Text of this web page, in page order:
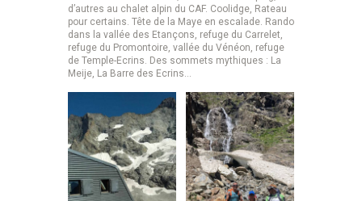
d’autres au chalet alpin du CAF. Coolidge, Rateau
pour certains. Tête de la Maye en escalade. Rando
dans la vallée des Etançons, refuge du Carrelet,
refuge du Promontoire, vallée du Vénéon, refuge
de Temple-Ecrins. Des sommets mythiques : La
Meije, La Barre des Ecrins…